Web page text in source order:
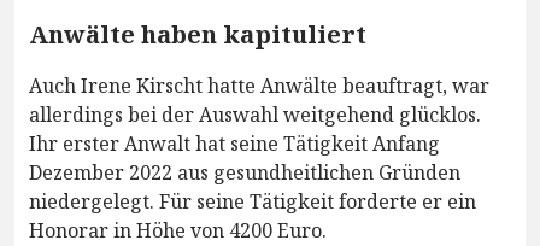
Anwälte haben kapituliert
Auch Irene Kirscht hatte Anwälte beauftragt, war
allerdings bei der Auswahl weitgehend glücklos.
Ihr erster Anwalt hat seine Tätigkeit Anfang
Dezember 2022 aus gesundheitlichen Gründen
niedergelegt. Für seine Tätigkeit forderte er ein
Honorar in Höhe von 4200 Euro.